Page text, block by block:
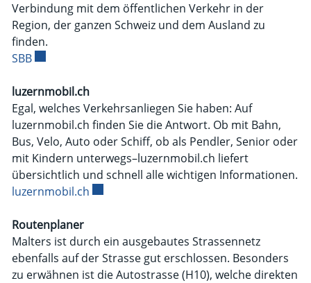
Verbindung mit dem öffentlichen Verkehr in der
Region, der ganzen Schweiz und dem Ausland zu
finden.
SBBExterner Link wird in einem neuen Fenster geöffnet.
luzernmobil.ch
Egal, welches Verkehrsanliegen Sie haben: Auf
luzernmobil.ch finden Sie die Antwort. Ob mit Bahn,
Bus, Velo, Auto oder Schiff, ob als Pendler, Senior oder
mit Kindern unterwegs–luzernmobil.ch liefert
übersichtlich und schnell alle wichtigen Informationen.
luzernmobil.ch Externer Link wird in einem neuen
Routenplaner
Malters ist durch ein ausgebautes Strassennetz
ebenfalls auf der Strasse gut erschlossen. Besonders
zu erwähnen ist die Autostrasse (H10), welche direkten